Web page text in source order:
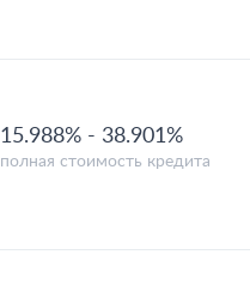
15.988% - 38.901%
полная стоимость кредита